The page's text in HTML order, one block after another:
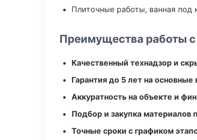
Плиточные работы, ванная под
Преимущества работы
Качественный технадзор и
Гарантия до 5 лет на
Аккуратность на объекте и
Подбор и закупка материалов
Точные сроки с графиком